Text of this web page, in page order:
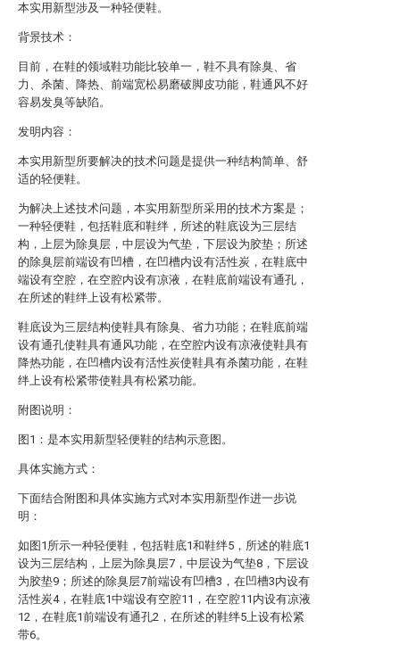
本实用新型涉及一种轻便鞋。
背景技术：
目前，在鞋的领域鞋功能比较单一，鞋不具有除臭、省
力、杀菌、降热、前端宽松易磨破脚皮功能，鞋通风不好
容易发臭等缺陷。
发明内容：
本实用新型所要解决的技术问题是提供一种结构简单、舒
适的轻便鞋。
为解决上述技术问题，本实用新型所采用的技术方案是；
一种轻便鞋，包括鞋底和鞋绊，所述的鞋底设为三层结
构，上层为除臭层，中层设为气垫，下层设为胶垫；所述
的除臭层前端设有凹槽，在凹槽内设有活性炭，在鞋底中
端设有空腔，在空腔内设有凉液，在鞋底前端设有通孔，
在所述的鞋绊上设有松紧带。
鞋底设为三层结构使鞋具有除臭、省力功能；在鞋底前端
设有通孔使鞋具有通风功能，在空腔内设有凉液使鞋具有
降热功能，在凹槽内设有活性炭使鞋具有杀菌功能，在鞋
绊上设有松紧带使鞋具有松紧功能。
附图说明：
图1：是本实用新型轻便鞋的结构示意图。
具体实施方式：
下面结合附图和具体实施方式对本实用新型作进一步说
明：
如图1所示一种轻便鞋，包括鞋底1和鞋绊5，所述的鞋底1
设为三层结构，上层为除臭层7，中层设为气垫8，下层设
为胶垫9；所述的除臭层7前端设有凹槽3，在凹槽3内设有
活性炭4，在鞋底1中端设有空腔11，在空腔11内设有凉液
12，在鞋底1前端设有通孔2，在所述的鞋绊5上设有松紧
带6。